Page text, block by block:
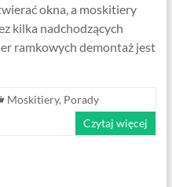
okna, a moskitiery
kilka nadchodzących
ramkowych demontaż jest
Moskitiery, Porady
Czytaj więcej